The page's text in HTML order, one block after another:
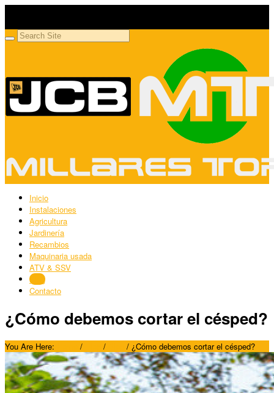
Inicio
Instalaciones
Agricultura
Jardinería
Recambios
Maquinaria usada
ATV & SSV
Blog
Contacto
¿Cómo debemos cortar el césped?
You Are Here: / / / ¿Cómo debemos cortar el césped?